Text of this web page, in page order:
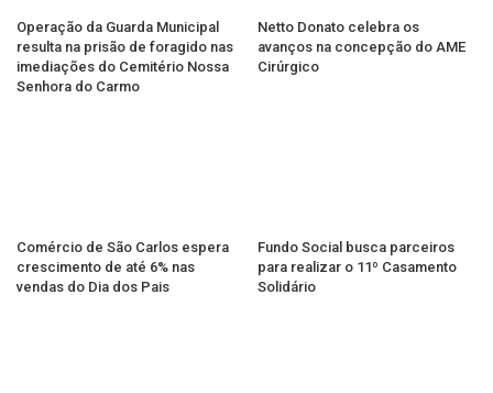
Operação da Guarda Municipal
resulta na prisão de foragido nas
imediações do Cemitério Nossa
Senhora do Carmo
Netto Donato celebra os
avanços na concepção do AME
Cirúrgico
Comércio de São Carlos espera
crescimento de até 6% nas
vendas do Dia dos Pais
Fundo Social busca parceiros
para realizar o 11º Casamento
Solidário